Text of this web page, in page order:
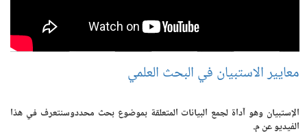
معايير الاستبيان في البحث العلمي
الإستبيان وهو آداة لجمع البيانات المتعلقة بموضوع بحث محددوسنتعرف في هذا
الفيديو عن م.